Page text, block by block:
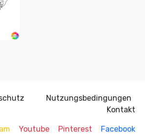
Nutzungsbedingungen
Kontakt
Youtube Pinterest Facebook